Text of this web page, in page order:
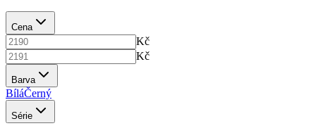
Cena
Kč
Kč
Barva
BíláČerný
Série